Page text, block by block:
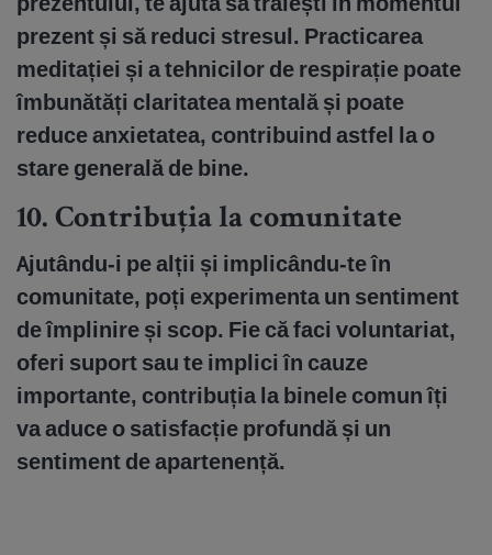
prezent și să reduci stresul. Practicarea
meditației și a tehnicilor de respirație poate
îmbunătăți claritatea mentală și poate
reduce anxietatea, contribuind astfel la o
stare generală de bine.
10. Contribuția la comunitate
Ajutându-i pe alții și implicându-te în
comunitate, poți experimenta un sentiment
de împlinire și scop. Fie că faci voluntariat,
oferi suport sau te implici în cauze
importante, contribuția la binele comun îți
va aduce o satisfacție profundă și un
sentiment de apartenență.